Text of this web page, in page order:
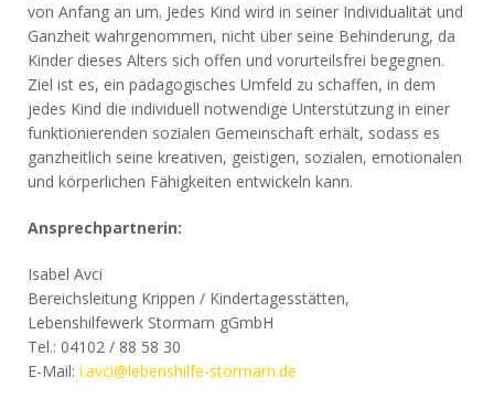
von Anfang an um. Jedes Kind wird in seiner Individualität und
Ganzheit wahrgenommen, nicht über seine Behinderung, da
Kinder dieses Alters sich offen und vorurteilsfrei begegnen.
Ziel ist es, ein pädagogisches Umfeld zu schaffen, in dem
jedes Kind die individuell notwendige Unterstützung in einer
funktionierenden sozialen Gemeinschaft erhält, sodass es
ganzheitlich seine kreativen, geistigen, sozialen, emotionalen
und körperlichen Fähigkeiten entwickeln kann.
Ansprechpartnerin:
Isabel Avci
Bereichsleitung Krippen / Kindertagesstätten,
Lebenshilfewerk Stormarn gGmbH
Tel.: 04102 / 88 58 30
E-Mail: i.avci@lebenshilfe-stormarn.de